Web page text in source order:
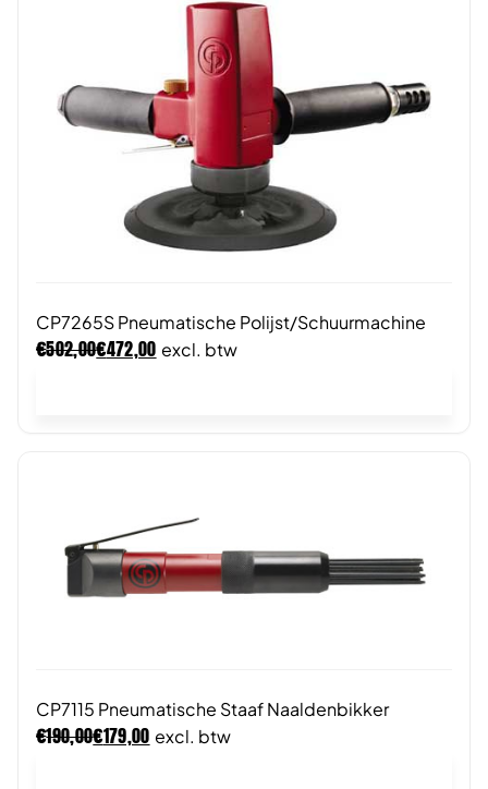
CP7265S Pneumatische Polijst/Schuurmachine
€502,00€472,00 excl. btw
CP7115 Pneumatische Staaf Naaldenbikker
€190,00€179,00 excl. btw